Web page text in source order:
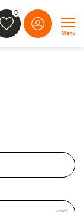
0
Menu